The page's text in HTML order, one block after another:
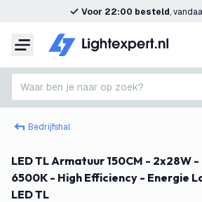
Voor 22:00 besteld,
Menu
Waar ben je naar op zoek?
Bedrijfshal
LED TL Armatuur 150CM - 2x28W - 10360 Lumen -
6500K - High Efficiency - Energie
LED TL